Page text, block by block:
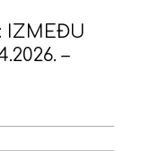
IZMEĐU
–